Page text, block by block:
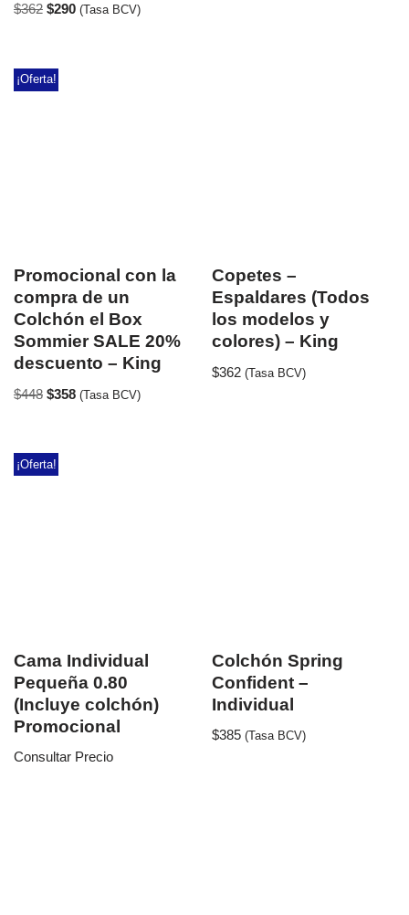
$362 $290 (Tasa BCV)
¡Oferta!
Promocional con la
compra de un
Colchón el Box
Sommier SALE 20%
descuento – King
$448 $358 (Tasa BCV)
Copetes –
Espaldares (Todos
los modelos y
colores) – King
$362 (Tasa BCV)
¡Oferta!
Cama Individual
Pequeña 0.80
(Incluye colchón)
Promocional
Consultar Precio
Colchón Spring
Confident –
Individual
$385 (Tasa BCV)